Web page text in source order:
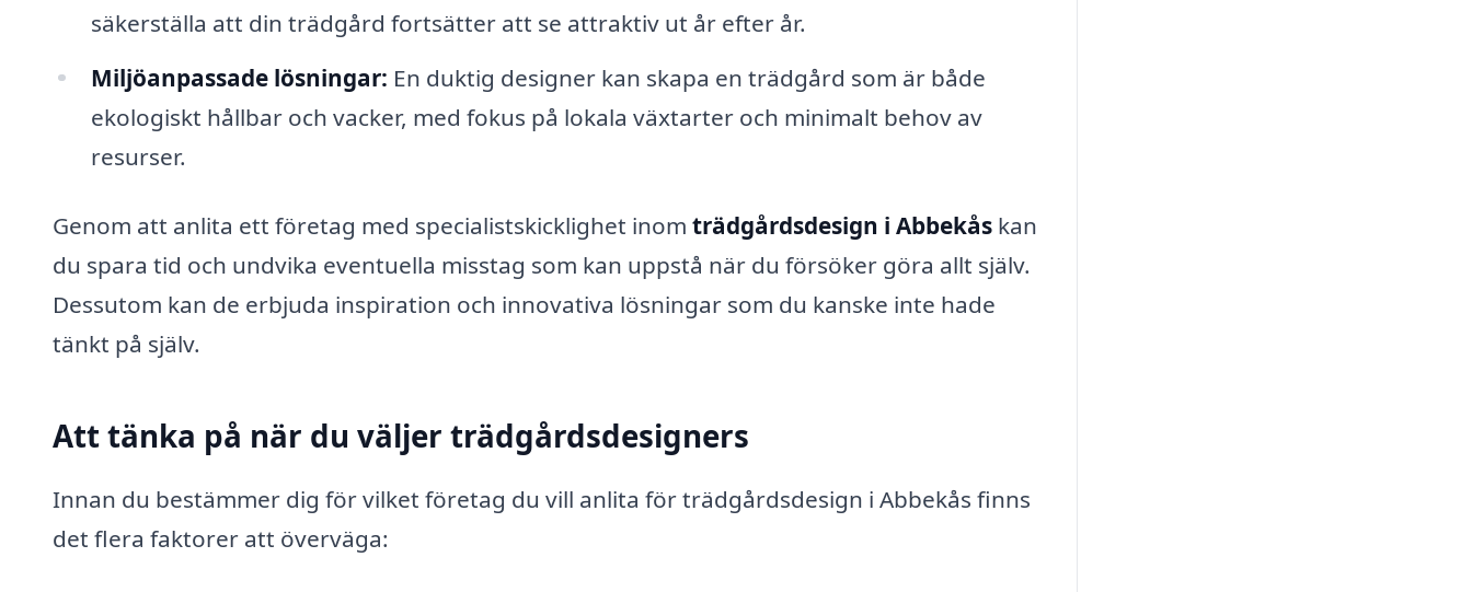
säkerställa att din trädgård fortsätter att se attraktiv ut år efter år.
Miljöanpassade lösningar: En duktig designer kan skapa en trädgård som är både
ekologiskt hållbar och vacker, med fokus på lokala växtarter och minimalt behov av
resurser.
Genom att anlita ett företag med specialistskicklighet inom trädgårdsdesign i Abbekås kan
du spara tid och undvika eventuella misstag som kan uppstå när du försöker göra allt själv.
Dessutom kan de erbjuda inspiration och innovativa lösningar som du kanske inte hade
tänkt på själv.
Att tänka på när du väljer trädgårdsdesigners
Innan du bestämmer dig för vilket företag du vill anlita för trädgårdsdesign i Abbekås finns
det flera faktorer att överväga: